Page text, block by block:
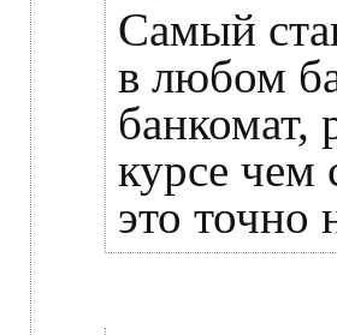
Самый
в любом
курсе
это точно